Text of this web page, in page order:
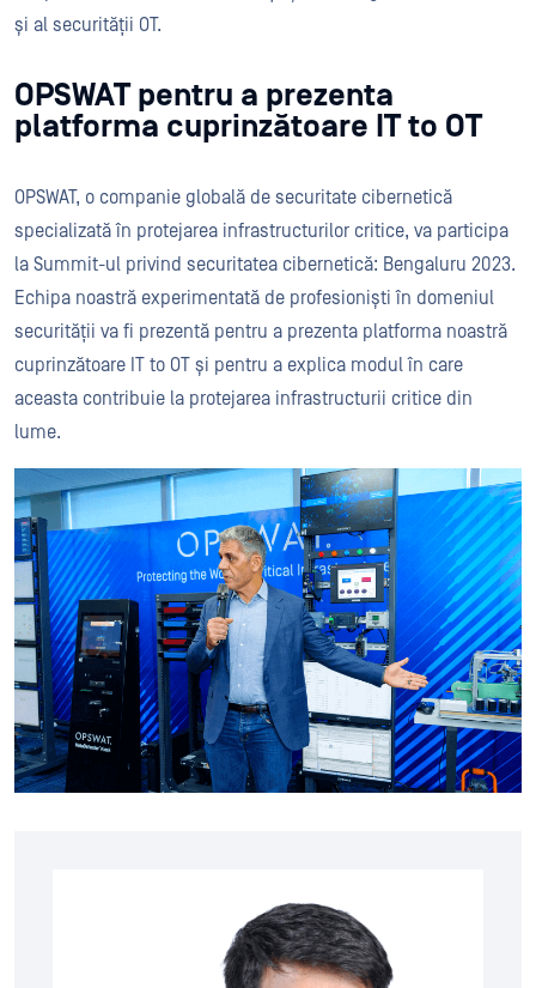
și al securității OT.
OPSWAT pentru a prezenta
platforma cuprinzătoare IT to OT
OPSWAT, o companie globală de securitate cibernetică
specializată în protejarea infrastructurilor critice, va participa
la Summit-ul privind securitatea cibernetică: Bengaluru 2023.
Echipa noastră experimentată de profesioniști în domeniul
securității va fi prezentă pentru a prezenta platforma noastră
cuprinzătoare IT to OT și pentru a explica modul în care
aceasta contribuie la protejarea infrastructurii critice din
lume.